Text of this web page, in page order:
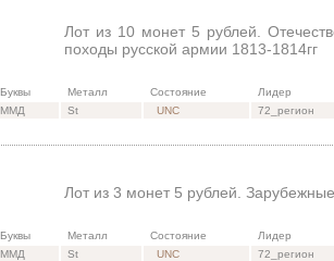
Лот из 10 монет 5 рублей.
походы русской армии 1813-1814гг
Буквы Металл Состояние
Лидер
ММД St UNC 72_регион
Лот из 3 монет 5 рублей.
Буквы Металл Состояние
Лидер
ММД St UNC 72_регион